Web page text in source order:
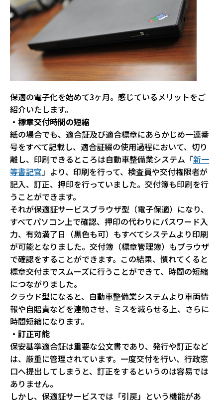
保適の電子化を始めて3ヶ月。感じているメリットをご
紹介いたします。
・標章交付時間の短縮
紙の場合でも、適合証及び適合標章にあらかじめ一連番
号をすべて記載し、適合証綴の使用過程において、切り
離し、印刷できるところは自動車整備業システム「新一
等書記官」より、印刷を行って、検査員や交付権限者が
記入、訂正、押印を行っていました。交付簿も印刷を行
うことができます。
それが保適証サービスブラウザ型（電子保適）になり、
すべてパソコン上で確認、押印の代わりにパスワード入
力、有効満了日（黒色も可）もすべてシステムより印刷
が可能となりました。交付簿（標章管理簿）もブラウザ
で確認をすることができます。この結果、慣れてくると
標章交付までスムーズに行うことができて、時間の短縮
につながりました。
クラウド型になると、自動車整備業システムより車両情
報や自賠責などを連動させ、ミスを減らせる上、さらに
時間短縮になります。
・訂正可能
保安基準適合証は重要な公文書であり、発行や訂正など
は、厳重に管理されています。一度交付を行い、行政窓
口へ提出してしまうと、訂正をするというのは容易では
ありません。
しかし、保適証サービスでは「引戻」という機能があ